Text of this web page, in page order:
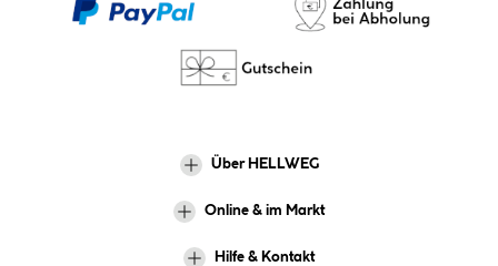
Über HELLWEG
Online & im Markt
Hilfe & Kontakt